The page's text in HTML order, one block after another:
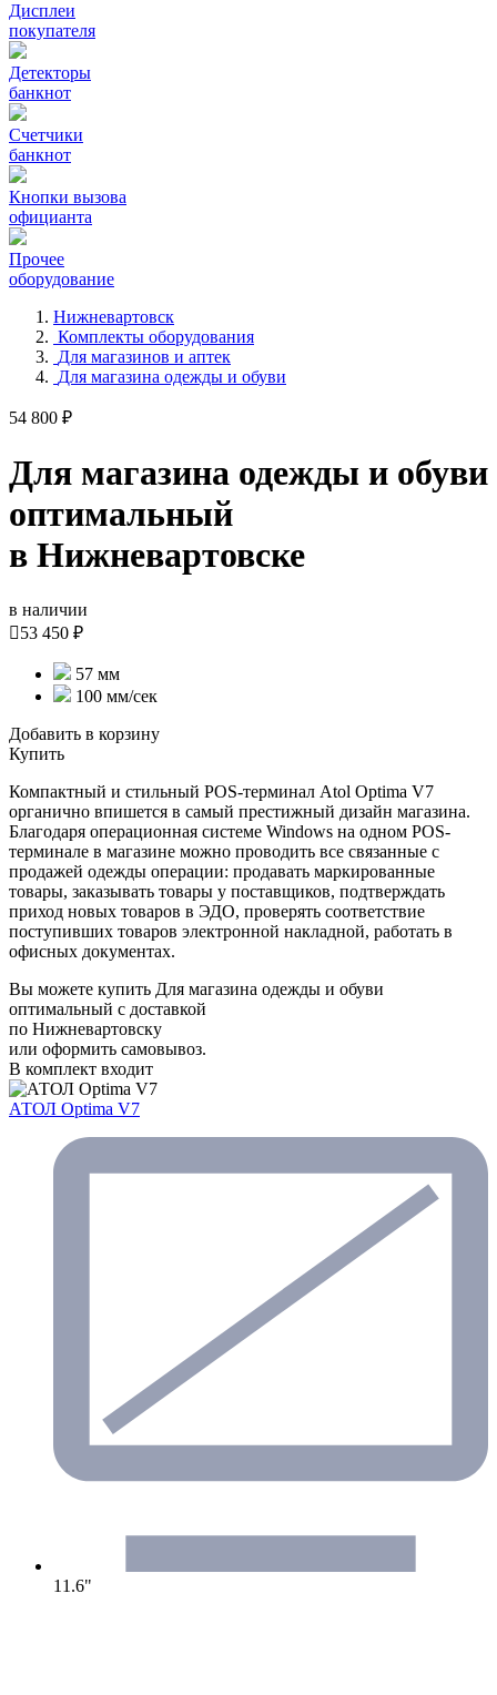
Дисплеи
покупателя
Детекторы
банкнот
Счетчики
банкнот
Кнопки вызова
официанта
Прочее
оборудование
Нижневартовск
Комплекты оборудования
Для магазинов и аптек
Для магазина одежды и обуви
54 800 ₽
Для магазина одежды и обуви
оптимальный
в Нижневартовске
в наличии
53 450 ₽
57 мм
100 мм/сек
Добавить в корзину
Купить
Компактный и стильный POS-терминал Atol Optima V7
органично впишется в самый престижный дизайн магазина.
Благодаря операционная системе Windows на одном POS-
терминале в магазине можно проводить все связанные с
продажей одежды операции: продавать маркированные
товары, заказывать товары у поставщиков, подтверждать
приход новых товаров в ЭДО, проверять соответствие
поступивших товаров электронной накладной, работать в
офисных документах.
Вы можете купить Для магазина одежды и обуви
оптимальный с доставкой
по Нижневартовску
или оформить самовывоз.
В комплект входит
АТОЛ Optima V7
11.6"